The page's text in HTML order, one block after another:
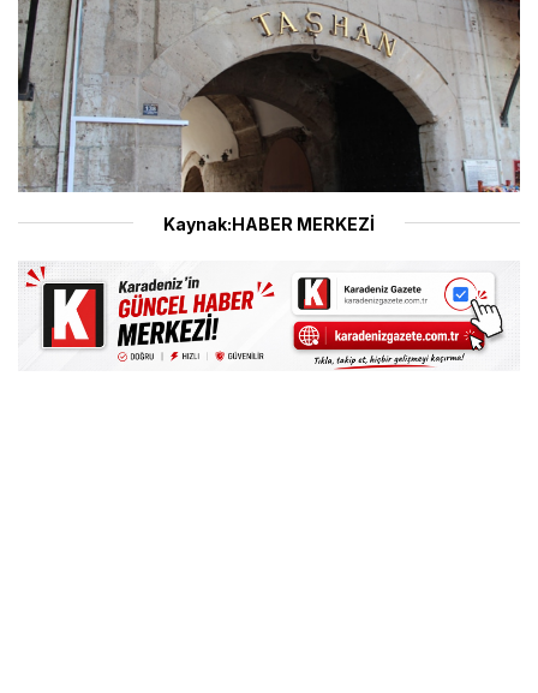
Kaynak:HABER MERKEZİ